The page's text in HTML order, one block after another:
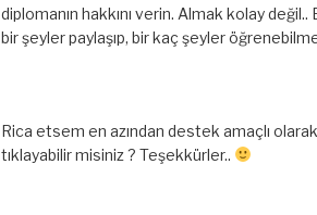
diplomanın hakkını verin. Almak kolay değil..
bir şeyler paylaşıp, bir kaç şeyler
Rica etsem en azından destek amaçlı
tıklayabilir misiniz ? Teşekkürler..